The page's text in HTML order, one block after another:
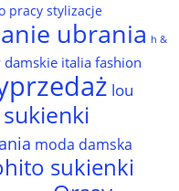
pracy stylizacje
ubrania h &
italia fashion
lou
moda damska
sukienki